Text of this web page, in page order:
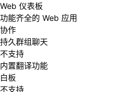
Web 仪表板
功能齐全的 Web 应用
协作
持久群组聊天
不支持
内置翻译功能
白板
不支持